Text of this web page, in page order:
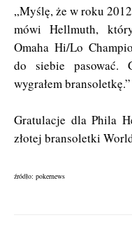
„Myślę, że w roku
mówi Hellmuth,
Omaha Hi/Lo
do siebie pasować.
wygrałem
Gratulacje dla Phila
złotej bransoletki
źródło: pokernews